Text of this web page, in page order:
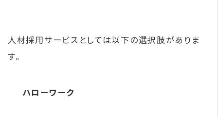
人材採用サービスとしては以下の選択肢がありま
す。
ハローワーク